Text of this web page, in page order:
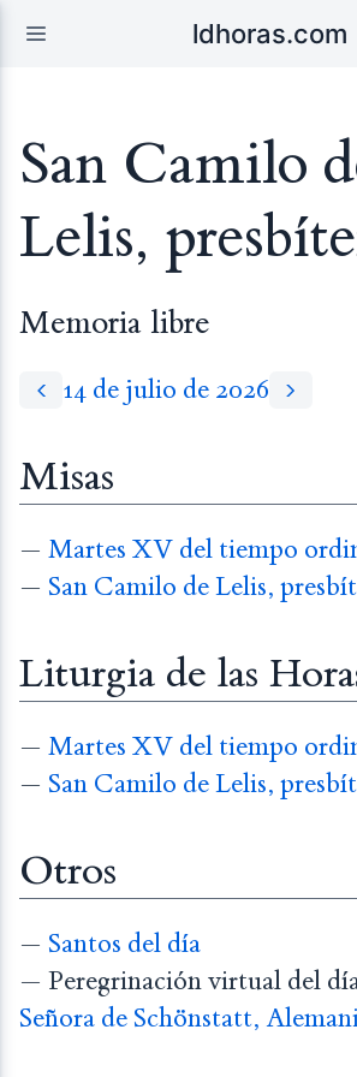
ldhoras.com
San Camilo
Lelis,
Memoria libre
14 de julio de 2026
Misas
— Martes XV del tiempo
— San Camilo de Lelis,
Liturgia de las
— Martes XV del tiempo
— San Camilo de Lelis,
Otros
— Santos del día
— Peregrinación virtual del
Señora de Schönstatt,